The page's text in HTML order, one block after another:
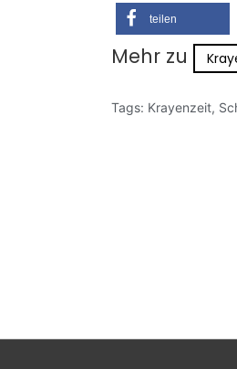
teilen
Mehr zu
Tags: Krayenzeit,